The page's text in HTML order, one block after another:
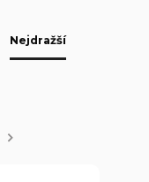
Nejdražší